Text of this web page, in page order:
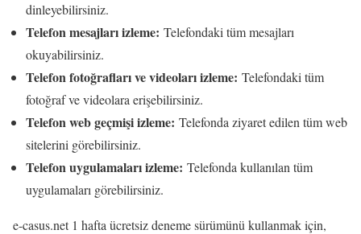
dinleyebilirsiniz.
Telefon mesajları izleme: Telefondaki tüm mesajları
okuyabilirsiniz.
Telefon fotoğrafları ve videoları izleme: Telefondaki tüm
fotoğraf ve videolara erişebilirsiniz.
Telefon web geçmişi izleme: Telefonda ziyaret edilen tüm web
sitelerini görebilirsiniz.
Telefon uygulamaları izleme: Telefonda kullanılan tüm
uygulamaları görebilirsiniz.
e-casus.net 1 hafta ücretsiz deneme sürümünü kullanmak için,